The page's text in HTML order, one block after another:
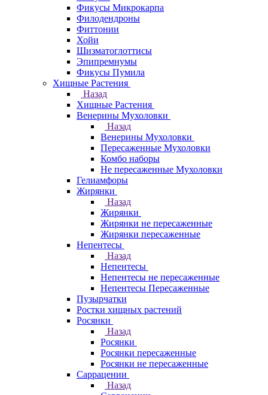
Фикусы Микрокарпа
Филодендроны
Фиттонии
Хойи
Шизматоглоттисы
Эпипремнумы
Фикусы Пумила
Хищные Растения
Назад
Хищные Растения
Венерины Мухоловки
Назад
Венерины Мухоловки
Пересаженные Мухоловки
Комбо наборы
Не пересаженные Мухоловки
Гелиамфоры
Жирянки
Назад
Жирянки
Жирянки не пересаженные
Жирянки пересаженные
Непентесы
Назад
Непентесы
Непентесы не пересаженные
Непентесы Пересаженные
Пузырчатки
Ростки хищных растений
Росянки
Назад
Росянки
Росянки пересаженные
Росянки не пересаженные
Саррацении
Назад